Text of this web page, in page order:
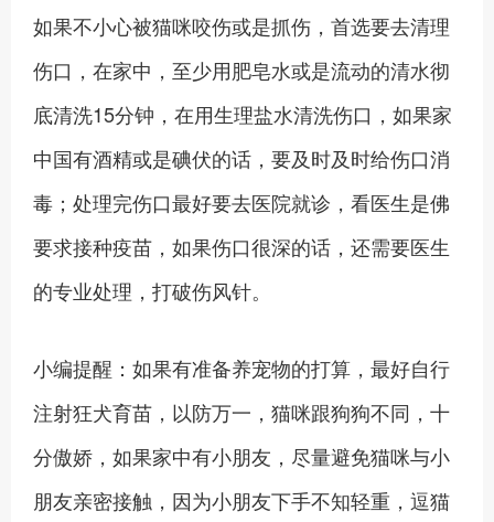
如果不小心被猫咪咬伤或是抓伤，首选要去清理
伤口，在家中，至少用肥皂水或是流动的清水彻
底清洗15分钟，在用生理盐水清洗伤口，如果家
中国有酒精或是碘伏的话，要及时及时给伤口消
毒；处理完伤口最好要去医院就诊，看医生是佛
要求接种疫苗，如果伤口很深的话，还需要医生
的专业处理，打破伤风针。
小编提醒：如果有准备养宠物的打算，最好自行
注射狂犬育苗，以防万一，猫咪跟狗狗不同，十
分傲娇，如果家中有小朋友，尽量避免猫咪与小
朋友亲密接触，因为小朋友下手不知轻重，逗猫